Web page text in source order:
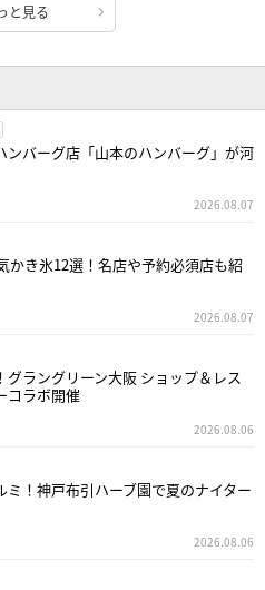
と見る
ンバーグ店「山本のハンバーグ」が河
2026.08.07
かき氷12選！名店や予約必須店も紹
2026.08.07
グラングリーン大阪 ショップ＆レス
コラボ開催
2026.08.06
ミ！神戸布引ハーブ園で夏のナイター
2026.08.06